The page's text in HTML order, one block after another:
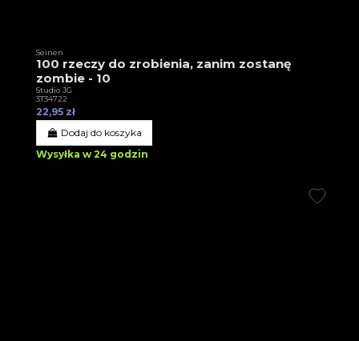
Seinen
100 rzeczy do zrobienia, zanim zostanę
zombie - 10
Studio JG
3T34722
22,95 zł
Dodaj do koszyka
Wysyłka w 24 godzin